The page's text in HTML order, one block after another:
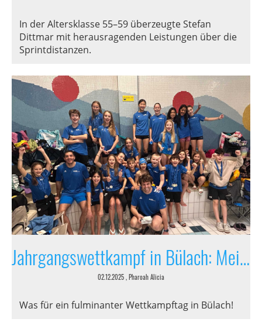
In der Altersklasse 55–59 überzeugte Stefan
Dittmar mit herausragenden Leistungen über die
Sprintdistanzen.
Jahrgangswettkampf in Bülach: Meilen glänzt im Wasser
02.12.2025, Pharoah Alicia
Was für ein fulminanter Wettkampftag in Bülach!